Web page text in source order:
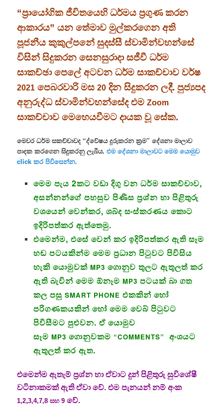
“ප්‍රායෝගික ජීවිතයෙහි ධර්මය ප්‍රගුණ කරන
ආකාරය” යන තේමාව මුල්කරගෙන අති
පූජනීය කුකුල්පනේ සුදස්සී ස්වාමින්වහන්සේ
විසින් සිදුකරන සෙනසුරාදා සජීවී ධර්ම
සාකච්ඡා පෙලේ අටවන ධර්ම සාකච්චාව වර්ෂ
2021 පෙබරවාරි මස20 දින සිදුකරන ලදී. පුජ්‍යපද
අනුරුද්ධ ස්වාමින්වහන්සේද එමZoom
සාකච්චාව මෙහෙයවීමට දායක වූ සේක.
මෙවර ධර්ම සකච්චාවද “ද්වේෂය දුරුකරන ක්‍රම” දේශනා මාලාව
පාදක කරගෙන සිදුකරනු ලැබීය.එම දේශනා මාලාවට මෙම යොමුව
click කර පිවිසෙන්න.
මෙම පැය 2කට වඩා දිගු වන ධර්ම සාකච්චාව,
අසන්නන්ගේ පහසුව පිණිස ප්‍රශ්න හා පිළිතුරු
වශයෙන් වෙන්කර, ශබ්ද සංස්කරණය කොට
ඉදිරිපත්කර ඇත්තෙමු.
එමෙන්ම, එසේ වෙන් කර ඉදිරිපත්කර ඇති සෑම
හඬ පටයකින්ම මෙම ප්‍රධාන පිටුවට පිවිසිය
හැකි යොමුවක් MP3 ගොනුව තුලට ඇතුලත් කර
ඇති බැවින් මෙම ඕනෑම MP3 පටයක් බා ගත
කල පසු SMART PHONE එකකින් හෝ
පරිගණකයකින් හෝ මෙම වෙබ් පිටුවට
පිවිසීමට පුළුවන. ඒ යොමුව
සෑම MP3 ගොනුවකම “COMMENTS”
අංශයට
ඇතුලත් කර ඇත.
එමෙන්ම ඇතැම් ප්‍රශ්න හා ඒවාට දුන් පිළිතුරු සුවිශේෂී
වටිනාකමක් ඇති ඒවා වේ. එම පැනයන් නම් අංක
1,2,3,4,7,8 සහ 9වේ.